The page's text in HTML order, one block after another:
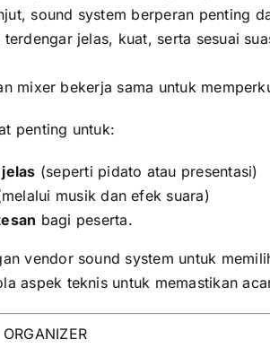
sound system berperan penting
jelas, kuat, serta sesuai
mixer bekerja sama untuk
penting untuk:
(seperti pidato atau presentasi)
musik dan efek suara)
bagi peserta.
vendor sound system untuk
aspek teknis untuk memastikan